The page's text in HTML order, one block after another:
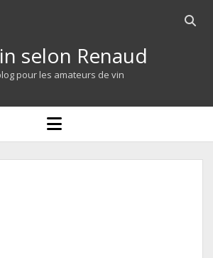
Open
selon Renaud
pour les amateurs de vin
open
menu